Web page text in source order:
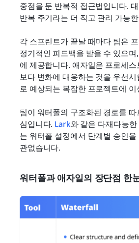
중점을 둔 반복적 접근법입니다.
반복 주기라는 더 작고 관리 가능
각 스프린트가 끝날 때마다 팀은
정기적인 피드백을 받을 수 있으
에 제공합니다. 애자일은 프로세
보다 변화에 대응하는 것을 우선
로 예상되는 복잡한 프로젝트에 이
팀이 워터폴의 구조화된 경로를
심입니다. Lark와 같은 다재다능
는 워터폴 설정에서 단계별 승인
관없습니다.
워터폴과 애자일의 장단점 한